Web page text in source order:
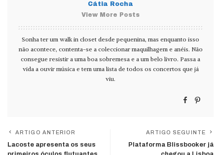
Cátia Rocha
View More Posts
Sonha ter um walk in closet desde pequenina, mas enquanto isso
não acontece, contenta-se a coleccionar maquilhagem e anéis. Não
consegue resistir a uma boa sobremesa e a um belo livro. Passa a
vida a ouvir música e tem uma lista de todos os concertos que já
viu.
ARTIGO ANTERIOR
Lacoste apresenta os seus
ARTIGO SEGUINTE
Plataforma Blissbooker já